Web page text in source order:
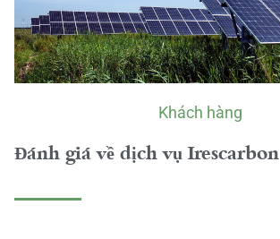
Khách hàng
Đánh giá về dịch vụ Irescarbon